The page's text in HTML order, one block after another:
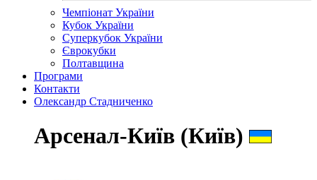
Чемпіонат України
Кубок України
Суперкубок України
Єврокубки
Полтавщина
Програми
Контакти
Олександр Стадниченко
Арсенал-Київ (Київ)